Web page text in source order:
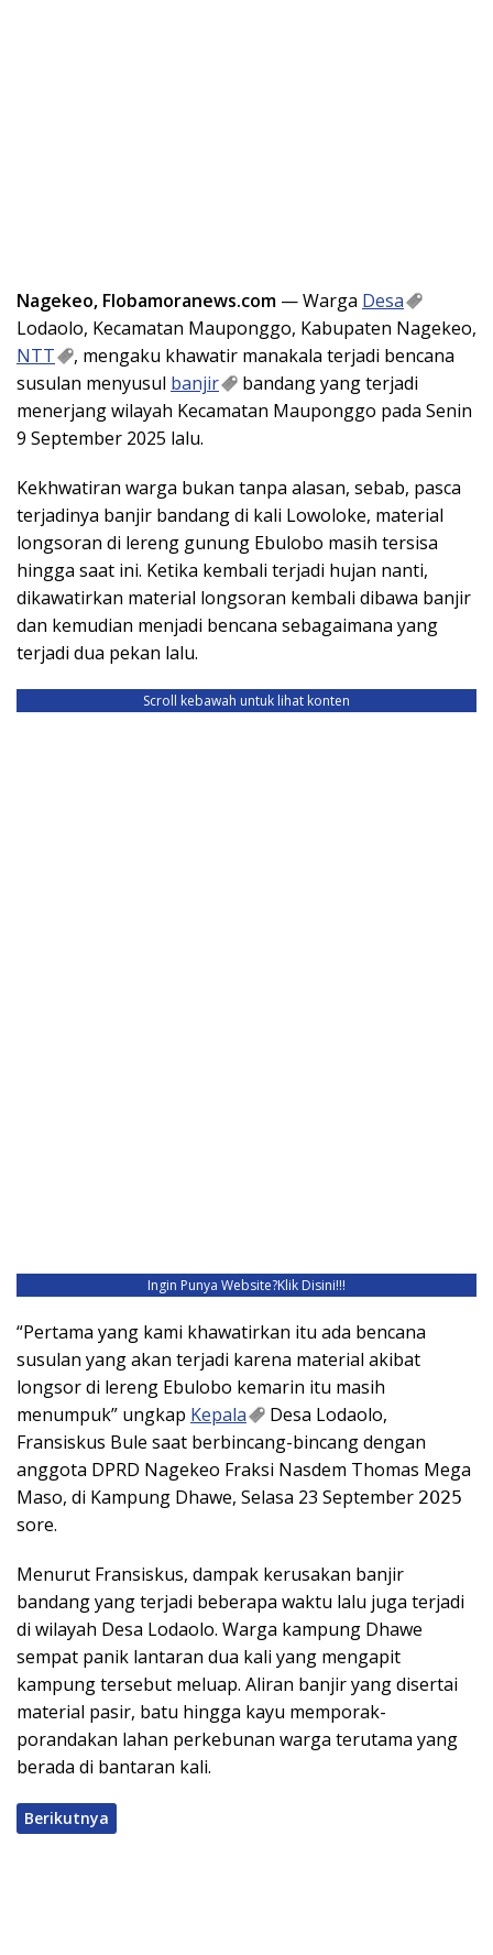
Nagekeo, Flobamoranews.com — Warga Desa
Lodaolo, Kecamatan Mauponggo, Kabupaten Nagekeo,
NTT
, mengaku khawatir manakala terjadi bencana
susulan menyusul banjir
bandang yang terjadi
menerjang wilayah Kecamatan Mauponggo pada Senin
9 September 2025 lalu.
Kekhwatiran warga bukan tanpa alasan, sebab, pasca
terjadinya banjir bandang di kali Lowoloke, material
longsoran di lereng gunung Ebulobo masih tersisa
hingga saat ini. Ketika kembali terjadi hujan nanti,
dikawatirkan material longsoran kembali dibawa banjir
dan kemudian menjadi bencana sebagaimana yang
terjadi dua pekan lalu.
Scroll kebawah untuk lihat konten
Ingin Punya Website?Klik Disini!!!
“Pertama yang kami khawatirkan itu ada bencana
susulan yang akan terjadi karena material akibat
longsor di lereng Ebulobo kemarin itu masih
menumpuk” ungkap Kepala
Desa Lodaolo,
Fransiskus Bule saat berbincang-bincang dengan
anggota DPRD Nagekeo Fraksi Nasdem Thomas Mega
Maso, di Kampung Dhawe, Selasa 23 September 𝟤𝟢𝟤𝟧
sore.
Menurut Fransiskus, dampak kerusakan banjir
bandang yang terjadi beberapa waktu lalu juga terjadi
di wilayah Desa Lodaolo. Warga kampung Dhawe
sempat panik lantaran dua kali yang mengapit
kampung tersebut meluap. Aliran banjir yang disertai
material pasir, batu hingga kayu memporak-
porandakan lahan perkebunan warga terutama yang
berada di bantaran kali.
Berikutnya